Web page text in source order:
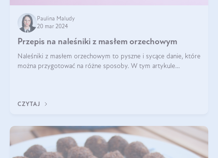
Paulina Maludy
20 mar 2024
Przepis na naleśniki z masłem orzechowym
Naleśniki z masłem orzechowym to pyszne i sycące danie, które
można przygotować na różne sposoby. W tym artykule
CZYTAJ